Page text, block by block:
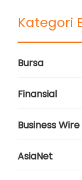
Kategori
Bursa
Finansial
Business Wire
AsiaNet